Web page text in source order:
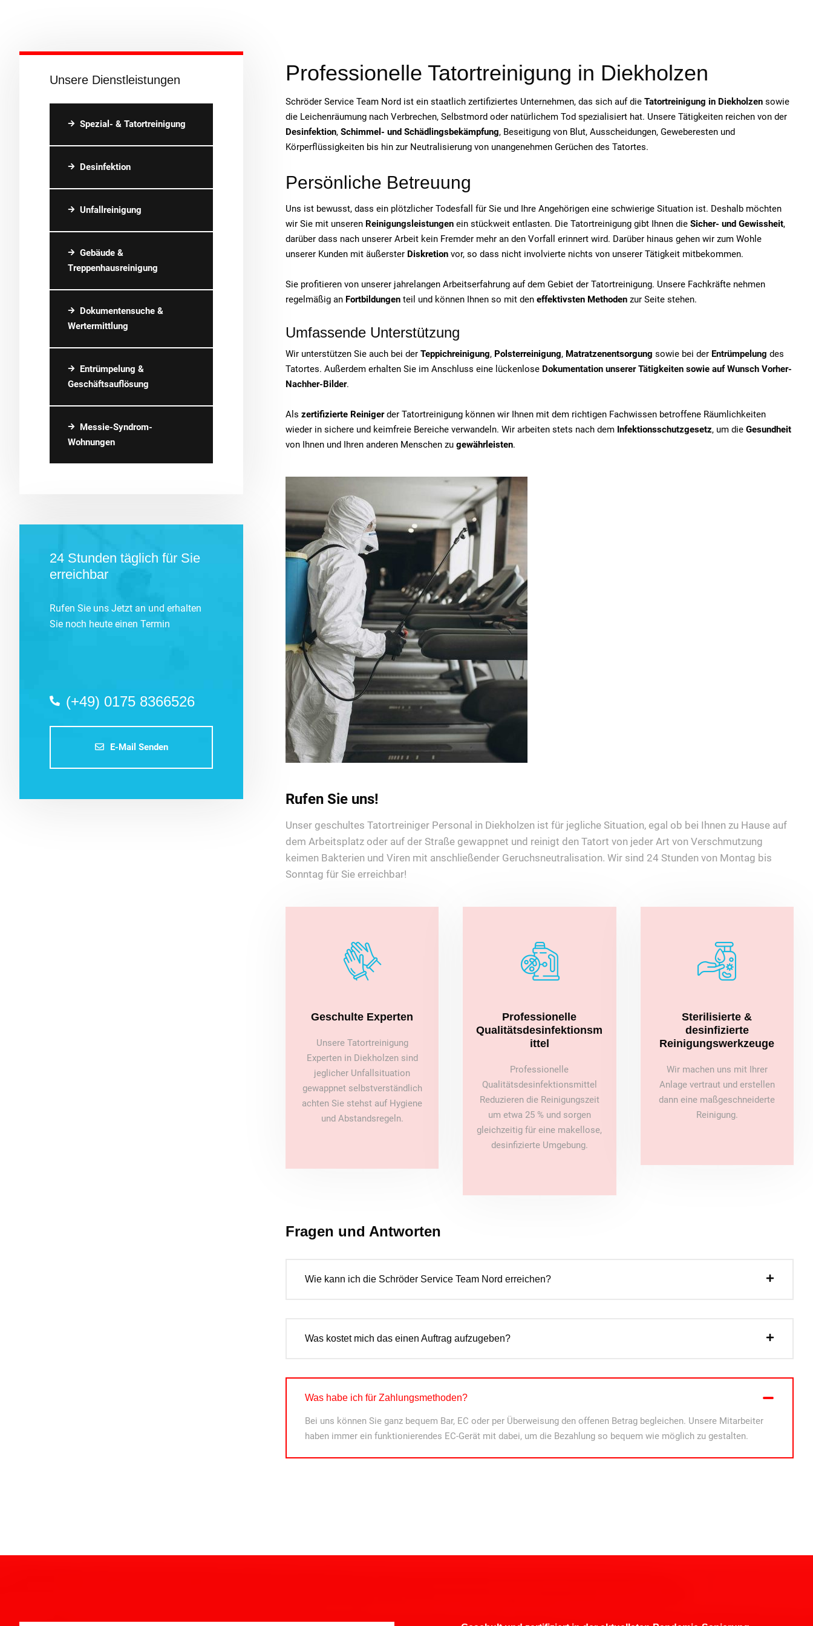
Unsere Dienstleistungen
Spezial- & Tatortreinigung
Desinfektion
Unfallreinigung
Gebäude &
Treppenhausreinigung
Dokumentensuche &
Wertermittlung
Entrümpelung &
Geschäftsauflösung
Messie-Syndrom-
Wohnungen
24 Stunden täglich für Sie
erreichbar
Rufen Sie uns Jetzt an und erhalten
Sie noch heute einen Termin
(+49) 0175 8366526
E-Mail Senden
Professionelle Tatortreinigung in Diekholzen
Schröder Service Team Nord ist ein staatlich zertifiziertes Unternehmen, das sich auf die Tatortreinigung in Diekholzen sowie
die Leichenräumung nach Verbrechen, Selbstmord oder natürlichem Tod spezialisiert hat. Unsere Tätigkeiten reichen von der
Desinfektion, Schimmel- und Schädlingsbekämpfung, Beseitigung von Blut, Ausscheidungen, Geweberesten und
Körperflüssigkeiten bis hin zur Neutralisierung von unangenehmen Gerüchen des Tatortes.
Persönliche Betreuung
Uns ist bewusst, dass ein plötzlicher Todesfall für Sie und Ihre Angehörigen eine schwierige Situation ist. Deshalb möchten
wir Sie mit unseren Reinigungsleistungen ein stückweit entlasten. Die Tatortreinigung gibt Ihnen die Sicher- und Gewissheit,
darüber dass nach unserer Arbeit kein Fremder mehr an den Vorfall erinnert wird. Darüber hinaus gehen wir zum Wohle
unserer Kunden mit äußerster Diskretion vor, so dass nicht involvierte nichts von unserer Tätigkeit mitbekommen.
Sie profitieren von unserer jahrelangen Arbeitserfahrung auf dem Gebiet der Tatortreinigung. Unsere Fachkräfte nehmen
regelmäßig an Fortbildungen teil und können Ihnen so mit den effektivsten Methoden zur Seite stehen.
Umfassende Unterstützung
Wir unterstützen Sie auch bei der Teppichreinigung, Polsterreinigung, Matratzenentsorgung sowie bei der Entrümpelung des
Tatortes. Außerdem erhalten Sie im Anschluss eine lückenlose Dokumentation unserer Tätigkeiten sowie auf Wunsch Vorher-
Nachher-Bilder.
Als zertifizierte Reinigerder Tatortreinigung können wir Ihnen mit dem richtigen Fachwissen betroffene Räumlichkeiten
wieder in sichere und keimfreie Bereiche verwandeln. Wir arbeiten stets nach dem Infektionsschutzgesetz, um die Gesundheit
von Ihnen und Ihren anderen Menschen zu gewährleisten.
Rufen Sie uns!
Unser geschultes Tatortreiniger Personal in Diekholzen ist für jegliche Situation, egal ob bei Ihnen zu Hause auf
dem Arbeitsplatz oder auf der Straße gewappnet und reinigt den Tatort von jeder Art von Verschmutzung
keimen Bakterien und Viren mit anschließender Geruchsneutralisation. Wir sind 24 Stunden von Montag bis
Sonntag für Sie erreichbar!
Geschulte Experten
Unsere Tatortreinigung
Experten in Diekholzen sind
jeglicher Unfallsituation
gewappnet selbstverständlich
achten Sie stehst auf Hygiene
und Abstandsregeln.
Professionelle
Qualitätsdesinfektionsm
ittel
Professionelle
Qualitätsdesinfektionsmittel
Reduzieren die Reinigungszeit
um etwa 25 % und sorgen
gleichzeitig für eine makellose,
desinfizierte Umgebung.
Sterilisierte &
desinfizierte
Reinigungswerkzeuge
Wir machen uns mit Ihrer
Anlage vertraut und erstellen
dann eine maßgeschneiderte
Reinigung.
Fragen und Antworten
Wie kann ich die Schröder Service Team Nord erreichen?
Was kostet mich das einen Auftrag aufzugeben?
Was habe ich für Zahlungsmethoden?
Bei uns können Sie ganz bequem Bar, EC oder per Überweisung den offenen Betrag begleichen. Unsere Mitarbeiter
haben immer ein funktionierendes EC-Gerät mit dabei, um die Bezahlung so bequem wie möglich zu gestalten.